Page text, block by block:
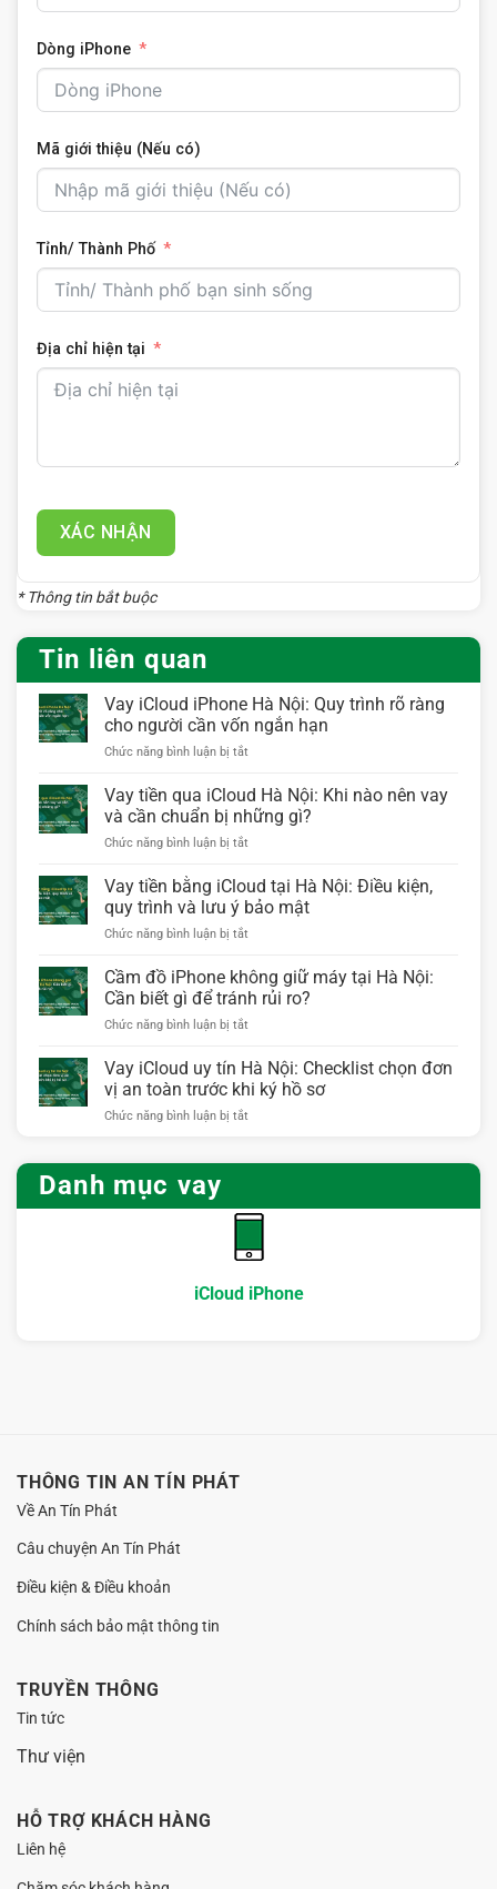
Dòng iPhone
Mã giới thiệu (Nếu có)
Tỉnh/ Thành Phố
Địa chỉ hiện tại
XÁC NHẬN
* Thông tin bắt buộc
Tin liên quan
Vay iCloud iPhone Hà Nội: Quy trình rõ ràng
cho người cần vốn ngắn hạn
Chức năng bình luận bị tắt
iCloud
iPhone
Hà
Nội:
trình
rõ
cho
cần
vốn
hạn
Vay tiền qua iCloud Hà Nội: Khi nào nên vay
và cần chuẩn bị những gì?
Chức năng bình luận bị tắt
tiền
qua
iCloud
Hà
Khi
nào
vay
cần
chuẩn
những
Vay tiền bằng iCloud tại Hà Nội: Điều kiện,
quy trình và lưu ý bảo mật
Chức năng bình luận bị tắt
tiền
bằng
iCloud
tại
Nội:
Điều
kiện,
quy
bảo
Cầm đồ iPhone không giữ máy tại Hà Nội:
Cần biết gì để tránh rủi ro?
Chức năng bình luận bị tắt
đồ
iPhone
không
giữ
Cần
gì
tránh
Vay iCloud uy tín Hà Nội: Checklist chọn đơn
vị an toàn trước khi ký hồ sơ
Chức năng bình luận bị tắt
Hà
Checklist
chọn
đơn
vị
Danh mục vay
iCloud iPhone
THÔNG TIN AN TÍN PHÁT
Về An Tín Phát
Câu chuyện An Tín Phát
Điều kiện & Điều khoản
Chính sách bảo mật thông tin
TRUYỀN THÔNG
Tin tức
Thư viện
HỖ TRỢ KHÁCH HÀNG
Liên hệ